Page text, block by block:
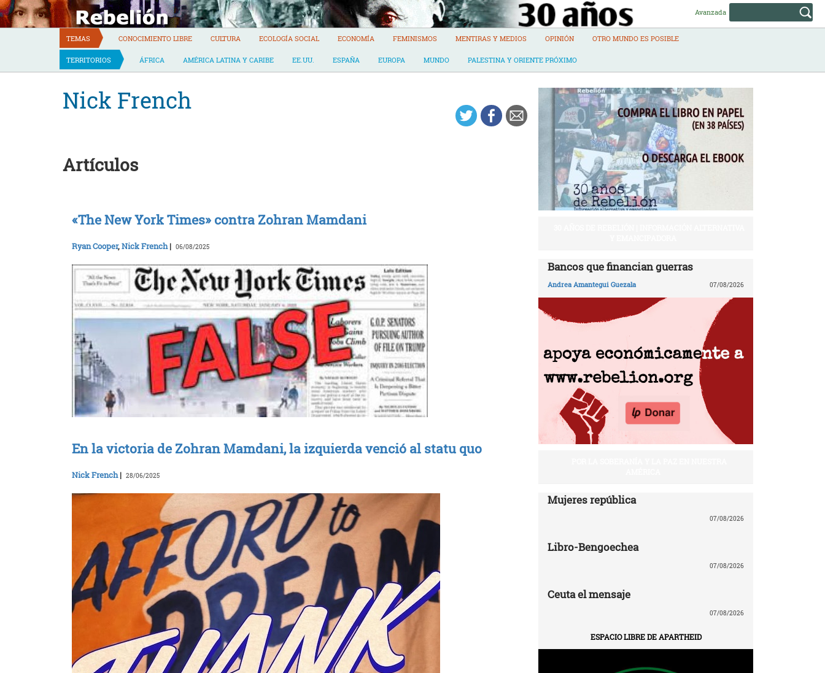
Skip
to
content
Avanzada
TEMAS CONOCIMIENTO LIBRE CULTURA ECOLOGÍA SOCIAL ECONOMÍA FEMINISMOS MENTIRAS Y MEDIOS OPINIÓN OTRO MUNDO ES POSIBLE
TERRITORIOS ÁFRICA AMÉRICA LATINA Y CARIBE EE.UU. ESPAÑA EUROPA MUNDO PALESTINA Y ORIENTE PRÓXIMO
Nick French
Artículos
«The New York Times» contra Zohran Mamdani
Ryan Cooper,Nick French| 06/08/2025
En la victoria de Zohran Mamdani, la izquierda venció al statu quo
Nick French| 28/06/2025
Bancos que financian guerras
Andrea Amantegui Guezala 07/08/2026
Mujeres república
07/08/2026
Libro-Bengoechea
07/08/2026
Ceuta el mensaje
07/08/2026
ESPACIO LIBRE DE APARTHEID